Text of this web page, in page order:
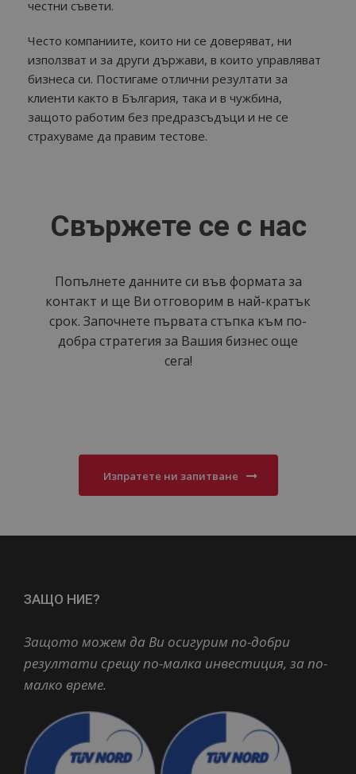
честни съвети.
Често компаниите, които ни се доверяват, ни
използват и за други държави, в които управляват
бизнеса си. Постигаме отлични резултати за
клиенти както в България, така и в чужбина,
защото работим без предразсъдъци и не се
страхуваме да правим тестове.
Свържете се с нас
Попълнете данните си във формата за
контакт и ще Ви отговорим в най-кратък
срок. Започнете първата стъпка към по-
добра стратегия за Вашия бизнес още
сега!
Изпратете ни запитване
ЗАЩО НИЕ?
Защото можем да Ви осигурим по-добри
резултати срещу по-малка инвестиция, за по-
малко време.